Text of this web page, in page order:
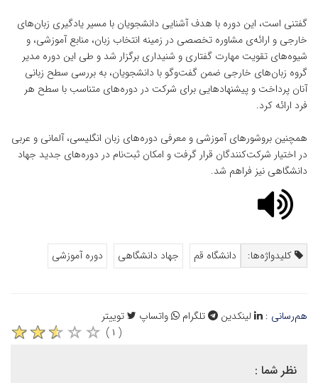
گفتنی است، این دوره با هدف آشنایی دانشجویان با مسیر یادگیری زبان‌های
خارجی و ارائه‌ی مشاوره تخصصی در زمینه انتخاب زبان، منابع آموزشی، و
شیوه‌های تقویت مهارت گفتاری و شنیداری برگزار شد و طی این دوره مدیر
گروه زبان‌های خارجی ضمن گفت‌وگو با دانشجویان، به بررسی سطح زبانی
آنان پرداخت و پیشنهادهایی برای شرکت در دوره‌های متناسب با سطح هر
فرد ارائه کرد.
همچنین بروشورهای آموزشی و معرفی دوره‌های زبان انگلیسی، آلمانی و عربی
در اختیار شرکت‌کنندگان قرار گرفت و امکان ثبت‌نام در دوره‌های جدید جهاد
دانشگاهی نیز فراهم شد.
کلیدواژه‌ها: دانشگاه قم جهاد دانشگاهی دوره آموزشی
هم‌رسانی : لینکدین تلگرام واتساپ
توییتر
( ۱ )
نظر شما :